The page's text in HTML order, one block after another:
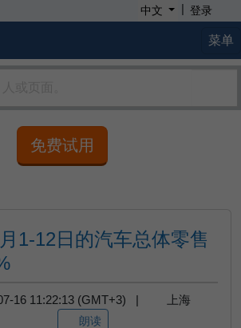
中文 | 登录
菜单
免费试用
1-12日的汽车总体零售
16 11:22:13 (GMT+3) | 上海
朗读